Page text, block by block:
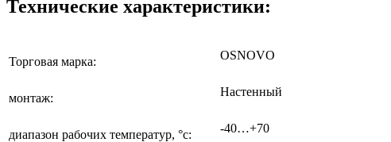
Технические характеристики:
Торговая марка: OSNOVO
монтаж: Настенный
диапазон рабочих температур, °с: -40…+70